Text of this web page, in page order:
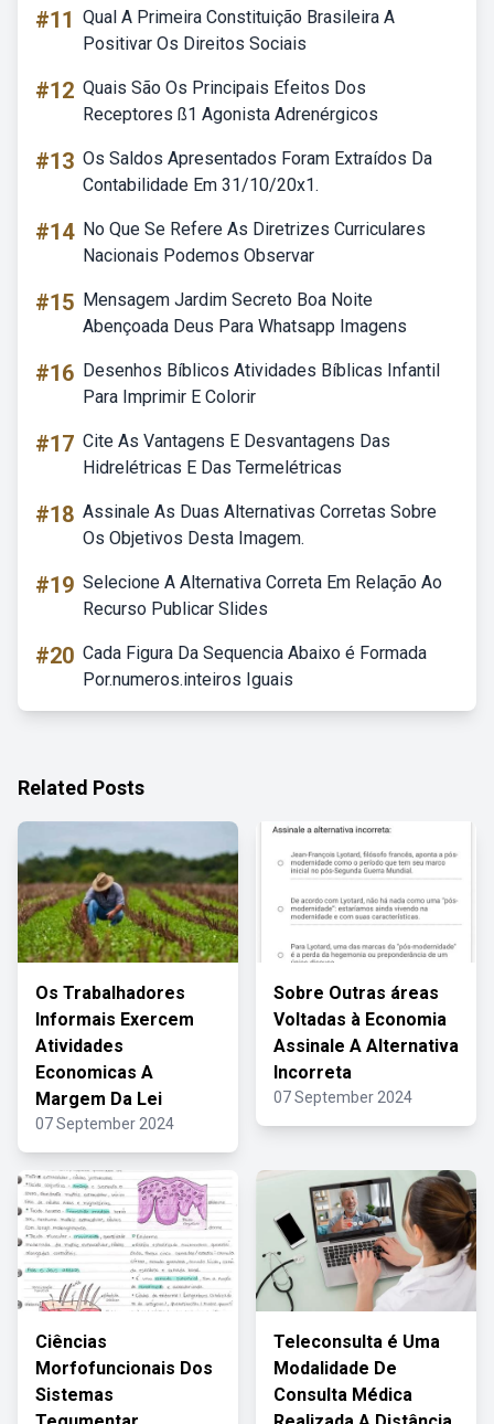
#11 Qual A Primeira Constituição Brasileira A
Positivar Os Direitos Sociais
#12 Quais São Os Principais Efeitos Dos
Receptores ß1 Agonista Adrenérgicos
#13 Os Saldos Apresentados Foram Extraídos Da
Contabilidade Em 31/10/20x1.
#14 No Que Se Refere As Diretrizes Curriculares
Nacionais Podemos Observar
#15 Mensagem Jardim Secreto Boa Noite
Abençoada Deus Para Whatsapp Imagens
#16 Desenhos Bíblicos Atividades Bíblicas Infantil
Para Imprimir E Colorir
#17 Cite As Vantagens E Desvantagens Das
Hidrelétricas E Das Termelétricas
#18 Assinale As Duas Alternativas Corretas Sobre
Os Objetivos Desta Imagem.
#19 Selecione A Alternativa Correta Em Relação Ao
Recurso Publicar Slides
#20 Cada Figura Da Sequencia Abaixo é Formada
Por.numeros.inteiros Iguais
Related Posts
Os Trabalhadores
Informais Exercem
Atividades
Economicas A
Margem Da Lei
07 September 2024
Sobre Outras áreas
Voltadas à Economia
Assinale A Alternativa
Incorreta
07 September 2024
Ciências
Morfofuncionais Dos
Sistemas
Teleconsulta é Uma
Modalidade De
Consulta Médica